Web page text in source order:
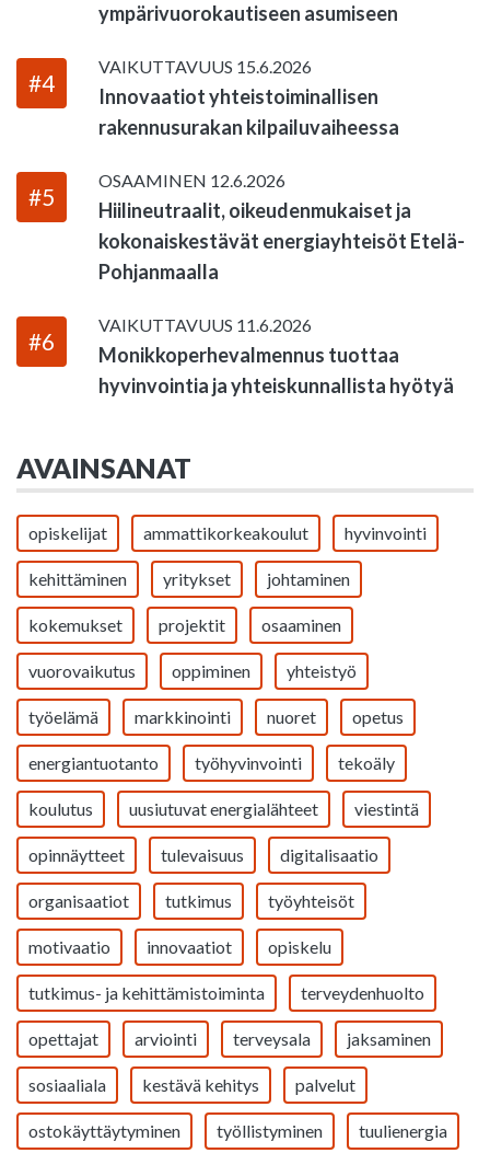
ympärivuorokautiseen asumiseen
#4
VAIKUTTAVUUS 15.6.2026
Innovaatiot yhteistoiminallisen
rakennusurakan kilpailuvaiheessa
#5
OSAAMINEN 12.6.2026
Hiilineutraalit, oikeudenmukaiset ja
kokonaiskestävät energiayhteisöt Etelä-
Pohjanmaalla
#6
VAIKUTTAVUUS 11.6.2026
Monikkoperhevalmennus tuottaa
hyvinvointia ja yhteiskunnallista hyötyä
AVAINSANAT
opiskelijat ammattikorkeakoulut hyvinvointi
kehittäminen yritykset johtaminen
kokemukset projektit osaaminen
vuorovaikutus oppiminen yhteistyö
työelämä markkinointi nuoret opetus
energiantuotanto työhyvinvointi tekoäly
koulutus uusiutuvat energialähteet viestintä
opinnäytteet tulevaisuus digitalisaatio
organisaatiot tutkimus työyhteisöt
motivaatio innovaatiot opiskelu
tutkimus- ja kehittämistoiminta terveydenhuolto
opettajat arviointi terveysala jaksaminen
sosiaaliala kestävä kehitys palvelut
ostokäyttäytyminen työllistyminen tuulienergia